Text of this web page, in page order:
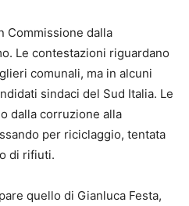
Commissione dalla
. Le contestazioni riguardano
comunali, ma in alcuni
sindaci del Sud Italia. Le
dalla corruzione alla
per riciclaggio, tentata
di rifiuti.
quello di Gianluca Festa,